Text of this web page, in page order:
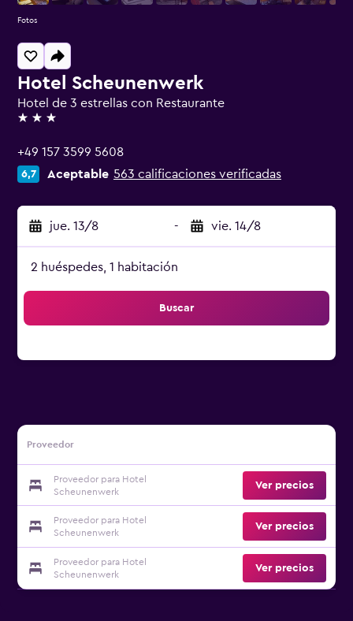
Hotel Scheunenwerk
Hotel de 3 estrellas con Restaurante
3 estrellas
+49 157 3599 5608
6,7 Aceptable 563 calificaciones verificadas
jue. 13/8 - vie. 14/8
2 huéspedes, 1 habitación
Buscar
Proveedor
Proveedor para Hotel
Scheunenwerk
Ver precios
Proveedor para Hotel
Scheunenwerk
Ver precios
Proveedor para Hotel
Scheunenwerk
Ver precios
Fotos